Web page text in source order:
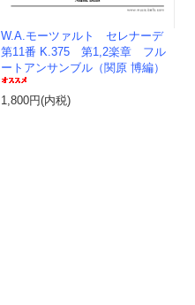
W.A.モーツァルト セレナーデ
第11番 K.375 第1,2楽章 フル
ートアンサンブル（関原 博編）
1,800円(内税)